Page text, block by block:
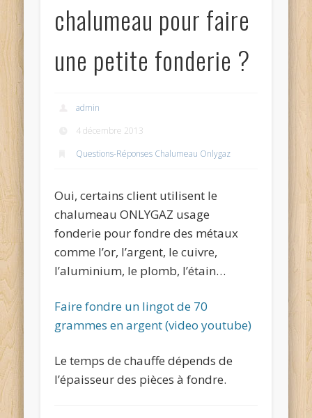
chalumeau pour faire
une petite fonderie ?
admin
4 décembre 2013
Questions-Réponses Chalumeau Onlygaz
Oui, certains client utilisent le
chalumeau ONLYGAZ usage
fonderie pour fondre des métaux
comme l’or, l’argent, le cuivre,
l’aluminium, le plomb, l’étain…
Faire fondre un lingot de 70
grammes en argent (video youtube)
Le temps de chauffe dépends de
l’épaisseur des pièces à fondre.